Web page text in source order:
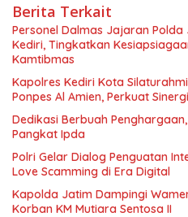
Berita Terkait
Personel Dalmas Jajaran
Kediri, Tingkatkan
Kamtibmas
Kapolres Kediri Kota
Ponpes Al Amien, Perkuat
Dedikasi Berbuah
Pangkat Ipda
Polri Gelar Dialog Penguatan
Love Scamming di Era Digital
Kapolda Jatim Dampingi
Korban KM Mutiara Sentosa II